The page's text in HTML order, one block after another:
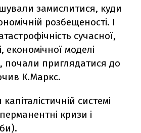
замислитися, куди
розбещеності. І
сучасної,
економічної моделі
почали приглядатися до
К.Маркс.
системі
кризи і